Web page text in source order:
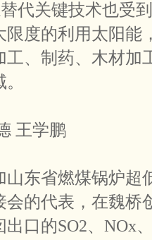
代关键技术也受
限度的利用太阳能
工、制药、木材加
王学鹏
东省燃煤锅炉超
会的代表，在魏桥
出口的SO2、NOx